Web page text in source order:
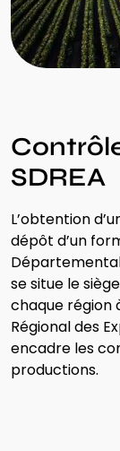
SDREA
L’obtention
dépôt d’un
se situe le
chaque région
Régional des
encadreles
productions.